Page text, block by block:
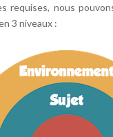
requises, nous
3 niveaux :